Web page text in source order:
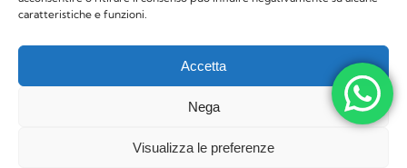
caratteristiche e funzioni.
Accetta
Nega
Visualizza le preferenze
© Copyright 2026 | "Incantesimo fiorito" di Buttazzoni
Mediacreation